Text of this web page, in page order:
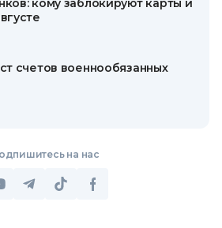
кому заблокируют карты и
счетов военнообязанных
на нас